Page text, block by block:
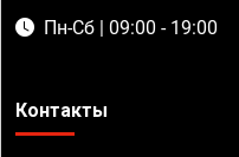
Пн-Сб | 09:00 - 19:00
Контакты